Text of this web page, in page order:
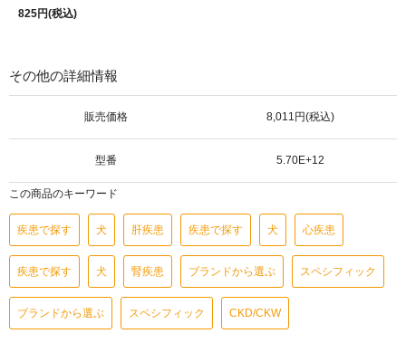
825円(税込)
その他の詳細情報
販売価格 8,011円(税込)
型番 5.70E+12
この商品のキーワード
疾患で探す 犬 肝疾患 疾患で探す 犬 心疾患
疾患で探す 犬 腎疾患 ブランドから選ぶ スペシフィック
ブランドから選ぶ スペシフィック CKD/CKW